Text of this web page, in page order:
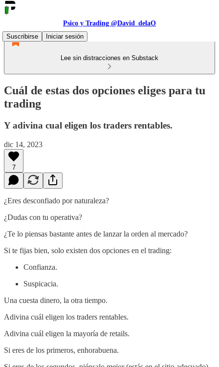
Psico y Trading @David_delaO
Suscribirse
Iniciar sesión
Lee sin distracciones en Substack
Cuál de estas dos opciones eliges para tu
trading
Y adivina cual eligen los traders rentables.
dic 14, 2023
7
¿Eres desconfiado por naturaleza?
¿Dudas con tu operativa?
¿Te lo piensas bastante antes de lanzar la orden al mercado?
Si te fijas bien, solo existen dos opciones en el trading:
Confianza.
Suspicacia.
Una cuesta dinero, la otra tiempo.
Adivina cuál eligen los traders rentables.
Adivina cuál eligen la mayoría de retails.
Si eres de los primeros, enhorabuena.